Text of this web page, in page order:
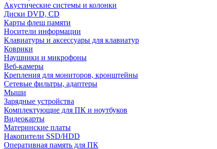
Акустические системы и колонки
Диски DVD, CD
Карты флеш памяти
Носители информации
Клавиатуры и аксессуары для клавиатур
Коврики
Наушники и микрофоны
Веб-камеры
Крепления для мониторов, кронштейны
Сетевые фильтры, адаптеры
Мыши
Зарядные устройства
Комплектующие для ПК и ноутбуков
Видеокарты
Материнские платы
Накопители SSD/HDD
Оперативная память для ПК